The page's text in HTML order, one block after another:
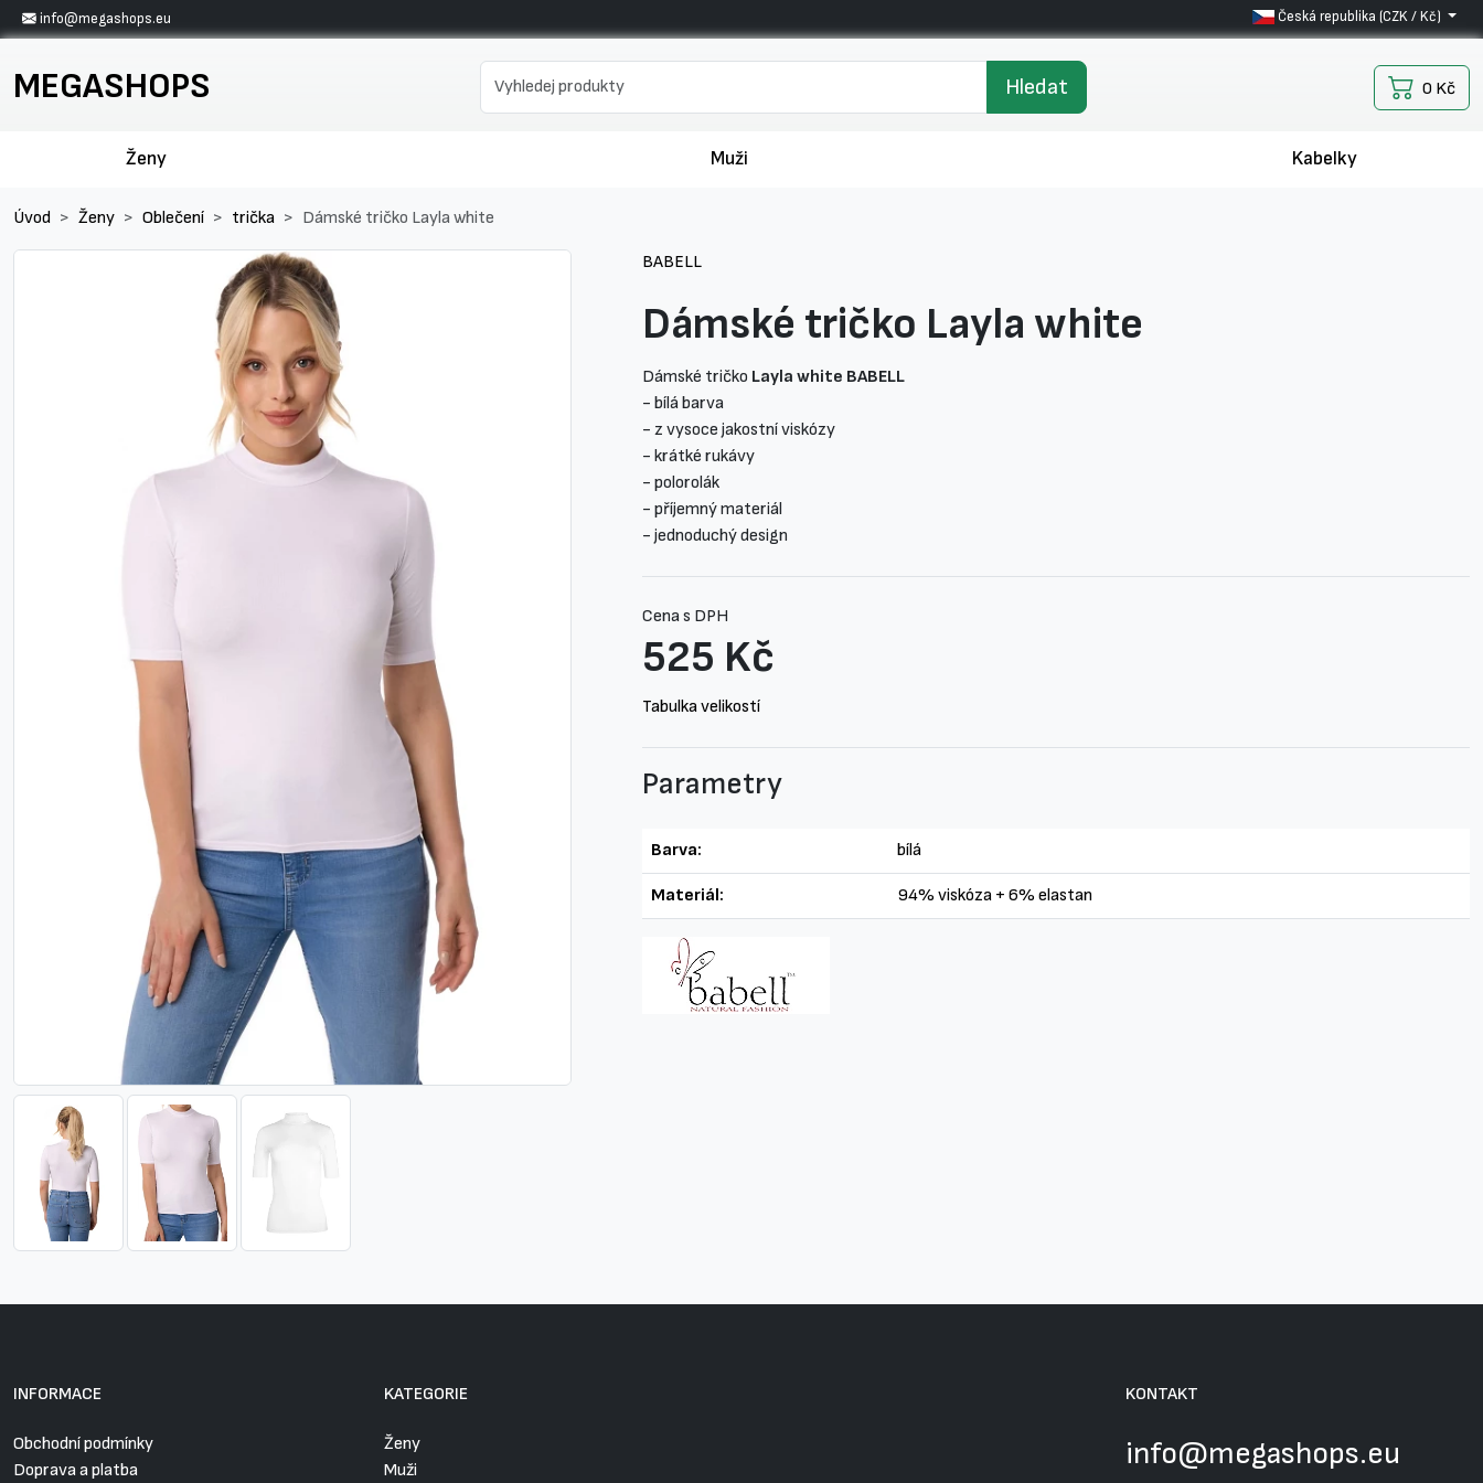
info@megashops.eu Česká republika (CZK / Kč)
MEGASHOPS Hledat 0 Kč
Ženy Muži Kabelky
Úvod Ženy Oblečení trička Dámské tričko Layla white
BABELL
Dámské tričko Layla white
Dámské tričko Layla white BABELL
- bílá barva
- z vysoce jakostní viskózy
- krátké rukávy
- polorolák
- příjemný materiál
- jednoduchý design
Cena s DPH
525 Kč
Tabulka velikostí
Parametry
Barva: bílá
Materiál: 94% viskóza + 6% elastan
INFORMACE
Obchodní podmínky
Doprava a platba
KATEGORIE
Ženy
Muži
KONTAKT
info@megashops.eu